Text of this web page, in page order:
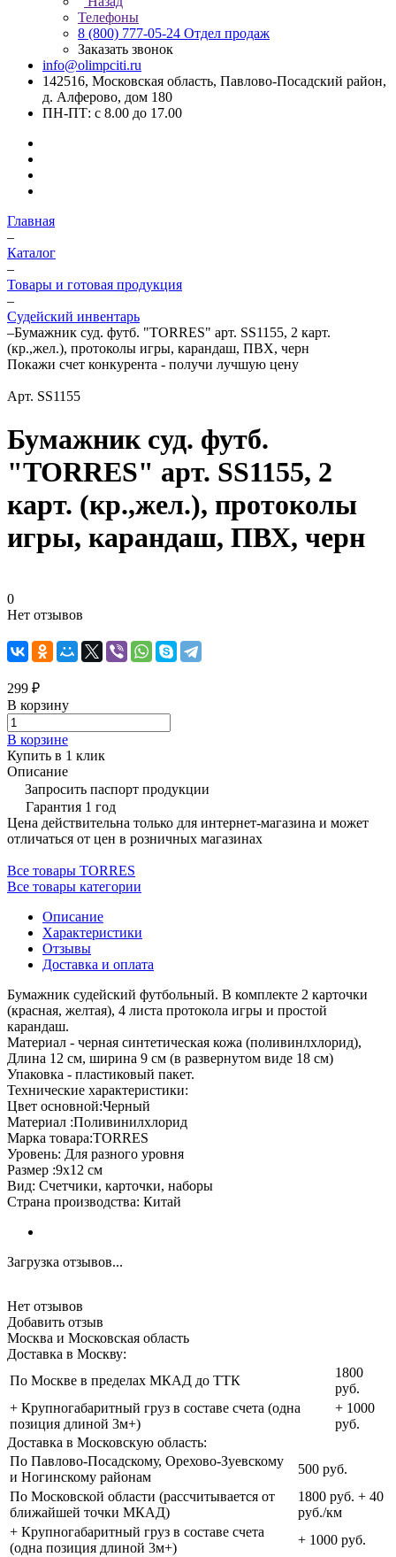
Телефоны
8 (800) 777-05-24 Отдел продаж
Заказать звонок
info@olimpciti.ru
142516, Московская область, Павлово-Посадский район,
д. Алферово, дом 180
ПН-ПТ: с 8.00 до 17.00
Главная
–
Каталог
–
Товары и готовая продукция
–
Судейский инвентарь
–Бумажник суд. футб. "TORRES" арт. SS1155, 2 карт.
(кр.,жел.), протоколы игры, карандаш, ПВХ, черн
Покажи счет конкурента - получи лучшую цену
Арт. SS1155
Бумажник суд. футб.
"TORRES" арт. SS1155, 2
карт. (кр.,жел.), протоколы
игры, карандаш, ПВХ, черн
0
Нет отзывов
299 ₽
В корзину
В корзине
Купить в 1 клик
Описание
Запросить паспорт продукции
Гарантия 1 год
Цена действительна только для интернет-магазина и может
отличаться от цен в розничных магазинах
Все товары TORRES
Все товары категории
Описание
Характеристики
Отзывы
Доставка и оплата
Бумажник судейский футбольный. В комплекте 2 карточки
(красная, желтая), 4 листа протокола игры и простой
карандаш.
Материал - черная синтетическая кожа (поливинлхлорид),
Длина 12 см, ширина 9 см (в развернутом виде 18 см)
Упаковка - пластиковый пакет.
Технические характеристики:
Цвет основной:Черный
Материал :Поливинилхлорид
Марка товара:TORRES
Уровень: Для разного уровня
Размер :9х12 см
Вид: Счетчики, карточки, наборы
Страна производства: Китай
Загрузка отзывов...
Нет отзывов
Добавить отзыв
Москва и Московская область
Доставка в Москву:
По Москве в пределах МКАД до ТТК
1800
руб.
+ Крупногабаритный груз в составе счета (одна
позиция длиной 3м+)
+ 1000
руб.
Доставка в Московскую область:
По Павлово-Посадскому, Орехово-Зуевскому
и Ногинскому районам
500 руб.
По Московской области (рассчитывается от
ближайшей точки МКАД)
1800 руб. + 40
руб./км
+ Крупногабаритный груз в составе счета
(одна позиция длиной 3м+)
+ 1000 руб.